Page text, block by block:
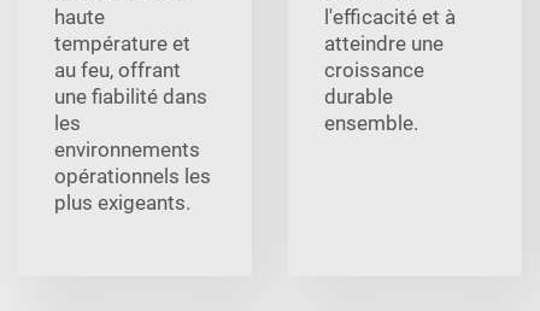
haute
température et
au feu, offrant
une fiabilité dans
les
environnements
opérationnels les
plus exigeants.
l'efficacité et à
atteindre une
croissance
durable
ensemble.